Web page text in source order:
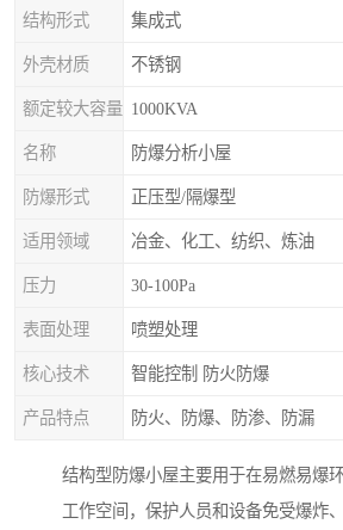
结构形式 集成式
外壳材质 不锈钢
额定较大容量 1000KVA
名称 防爆分析小屋
防爆形式 正压型/隔爆型
适用领域 冶金、化工、纺织、炼油
压力 30-100Pa
表面处理 喷塑处理
核心技术 智能控制 防火防爆
产品特点 防火、防爆、防渗、防漏
结构型防爆小屋主要用于在易燃易爆
工作空间，保护人员和设备免受爆炸